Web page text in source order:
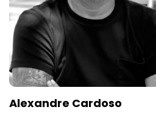
Alexandre Cardoso